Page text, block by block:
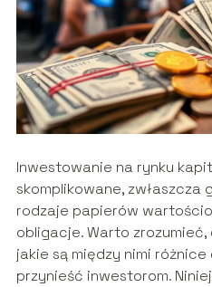
Inwestowanie na rynku
skomplikowane, zwłaszcza
rodzaje papierów
obligacje. Warto
jakie są między nimi
przynieść inwestorom.